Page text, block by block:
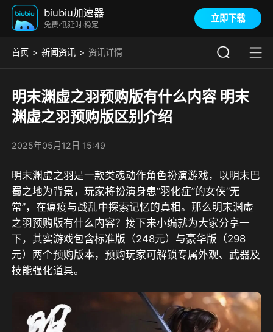
biubiu加速器
免费·低延时·稳定
立即下载
首页 新闻资讯 资讯详情
明末渊虚之羽预购版有什么内容 明末
渊虚之羽预购版区别介绍
2025年05月12日 15:49
明末渊虚之羽是一款类魂动作角色扮演游戏，以明末巴
蜀之地为背景，玩家将扮演身患“羽化症”的女侠“无
常”，在瘟疫与战乱中探索记忆的真相。那么明末渊虚
之羽预购版有什么内容？接下来小编就为大家分享一
下，其实游戏包含标准版（248元）与豪华版（298
元）两个预购版本，预购玩家可解锁专属外观、武器及
技能强化道具。